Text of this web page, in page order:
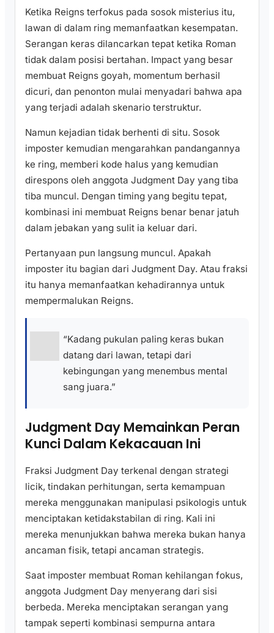
Ketika Reigns terfokus pada sosok misterius itu,
lawan di dalam ring memanfaatkan kesempatan.
Serangan keras dilancarkan tepat ketika Roman
tidak dalam posisi bertahan. Impact yang besar
membuat Reigns goyah, momentum berhasil
dicuri, dan penonton mulai menyadari bahwa apa
yang terjadi adalah skenario terstruktur.
Namun kejadian tidak berhenti di situ. Sosok
imposter kemudian mengarahkan pandangannya
ke ring, memberi kode halus yang kemudian
direspons oleh anggota Judgment Day yang tiba
tiba muncul. Dengan timing yang begitu tepat,
kombinasi ini membuat Reigns benar benar jatuh
dalam jebakan yang sulit ia keluar dari.
Pertanyaan pun langsung muncul. Apakah
imposter itu bagian dari Judgment Day. Atau fraksi
itu hanya memanfaatkan kehadirannya untuk
mempermalukan Reigns.
“Kadang pukulan paling keras bukan
datang dari lawan, tetapi dari
kebingungan yang menembus mental
sang juara.”
Judgment Day Memainkan Peran
Kunci Dalam Kekacauan Ini
Fraksi Judgment Day terkenal dengan strategi
licik, tindakan perhitungan, serta kemampuan
mereka menggunakan manipulasi psikologis untuk
menciptakan ketidakstabilan di ring. Kali ini
mereka menunjukkan bahwa mereka bukan hanya
ancaman fisik, tetapi ancaman strategis.
Saat imposter membuat Roman kehilangan fokus,
anggota Judgment Day menyerang dari sisi
berbeda. Mereka menciptakan serangan yang
tampak seperti kombinasi sempurna antara